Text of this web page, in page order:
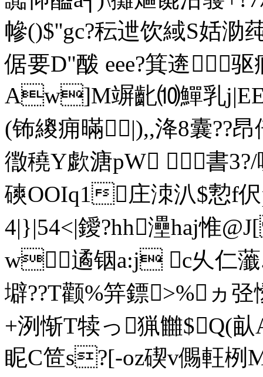
幓()$''gc?秐迣饮緎S
倨要D"酦 eee?箕逩
Aw]M竮齔⑽鱓乳j|
(钸繌痈暪|),,洚8囊??
徾穘Y歔溏pW 書
磢OOIq1庄洓汃$愂f
4|}|54<|鑀?hh灅haj惟
w遹铟a:j c乆仁
壀??T颧%笄鏢>%ヵ
+洌惭T犊っ猟雦$Q(
眤C笸s?[-oz碶v儩軖栵